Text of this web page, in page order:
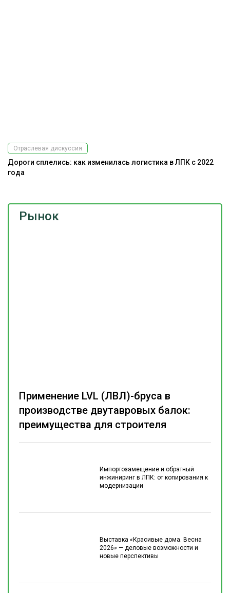
Рынок
Импортозамещение и обратный
инжиниринг в ЛПК: от копирования к
модернизации
Выставка «Красивые дома. Весна
2026» — деловые возможности и
новые перспективы
Применение LVL (ЛВЛ)-бруса в
производстве двутавровых балок:
преимущества для строителя
Отраслевая дискуссия
Дороги сплелись: как изменилась логистика в ЛПК с 2022
года